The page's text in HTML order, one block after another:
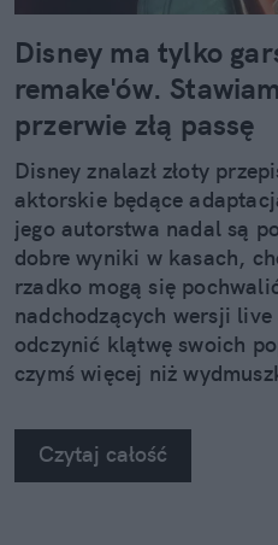
Disney ma tylko
remake'ów.
przerwie złą passę
Disney znalazł złoty
aktorskie będące
jego autorstwa nadal są
dobre wyniki w kasach,
rzadko mogą się
nadchodzących wersji
odczynić klątwę swoich
czymś więcej niż
Czytaj całość